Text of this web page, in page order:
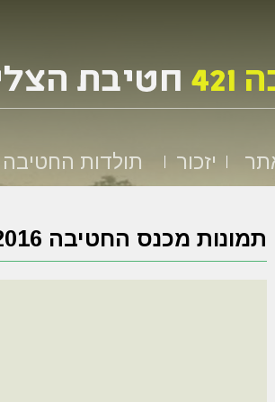
יזכור תולדות החטיבה
תמונות מכנס החטיבה 2016